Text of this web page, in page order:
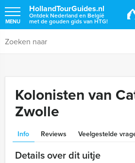
HollandTourGuides.nl
Ontdek Nederland en België
met de gouden gids van HTG!
MENU
Kolonisten van
Zwolle
Info Reviews Veelgestelde
Details over dit uitje